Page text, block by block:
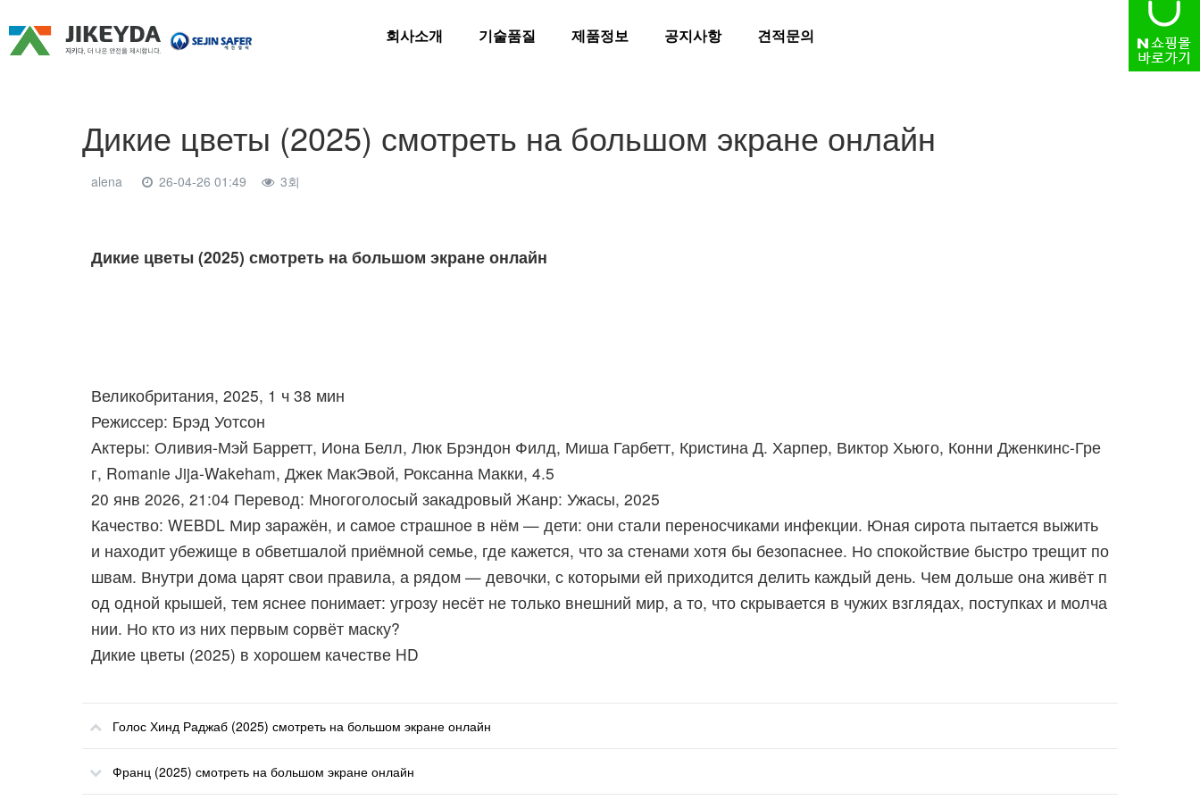
회사소개 기술품질 제품정보 공지사항 견적문의
Дикие цветы (2025) смотреть на большом экране онлайн
alena 26-04-26 01:49 3회
본문
Дикие цветы (2025) смотреть на большом экране онлайн
Великобритания, 2025, 1 ч 38 мин
Режиссер: Брэд Уотсон
Актеры: Оливия-Мэй Барретт, Иона Белл, Люк Брэндон Филд, Миша Гарбетт, Кристина Д. Харпер, Виктор Хьюго, Конни Дженкинс-Гре
г, Romanie Jija-Wakeham, Джек МакЭвой, Роксанна Макки, 4.5
20 янв 2026, 21:04 Перевод: Многоголосый закадровый Жанр: Ужасы, 2025
Качество: WEBDL Мир заражён, и самое страшное в нём — дети: они стали переносчиками инфекции. Юная сирота пытается выжить
и находит убежище в обветшалой приёмной семье, где кажется, что за стенами хотя бы безопаснее. Но спокойствие быстро трещит по
швам. Внутри дома царят свои правила, а рядом — девочки, с которыми ей приходится делить каждый день. Чем дольше она живёт п
од одной крышей, тем яснее понимает: угрозу несёт не только внешний мир, а то, что скрывается в чужих взглядах, поступках и молча
нии. Но кто из них первым сорвёт маску?
Дикие цветы (2025) в хорошем качестве HD
Голос Хинд Раджаб (2025) смотреть на большом экране онлайн
Франц (2025) смотреть на большом экране онлайн